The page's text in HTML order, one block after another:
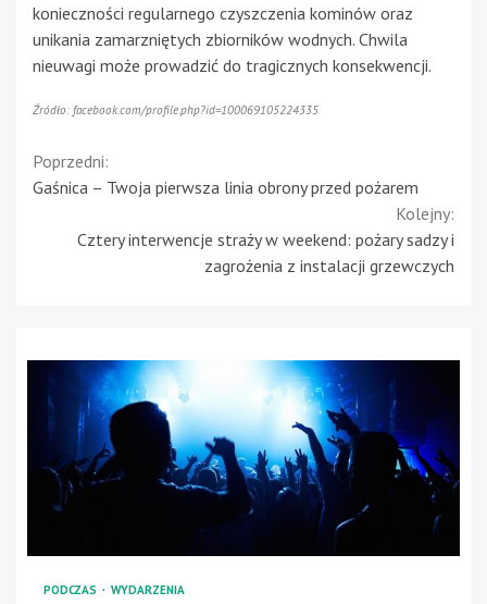
konieczności regularnego czyszczenia kominów oraz
unikania zamarzniętych zbiorników wodnych. Chwila
nieuwagi może prowadzić do tragicznych konsekwencji.
Źródło: facebook.com/profile.php?id=100069105224335
Continue
Reading
Poprzedni:
Gaśnica – Twoja pierwsza linia obrony przed pożarem
Kolejny:
Cztery interwencje straży w weekend: pożary sadzy i
zagrożenia z instalacji grzewczych
PODCZAS WYDARZENIA